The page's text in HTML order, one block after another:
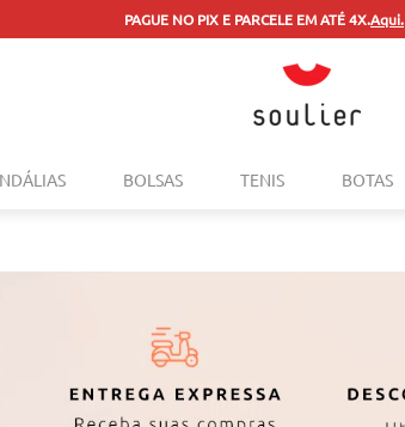
PAGUE NO PIX E PARCELE EM ATÉ 4X.Aqui.
BOLSAS TENIS BOTAS
1º
tenis
3º
sapatilha
mocassim
6º
sandalia